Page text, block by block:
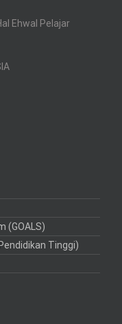
Ehwal Pelajar
(GOALS)
Tinggi)